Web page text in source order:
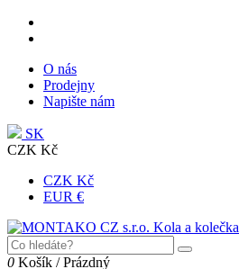
O nás
Prodejny
Napište nám
SK
CZK Kč
CZK Kč
EUR €
0 Košík /Prázdný